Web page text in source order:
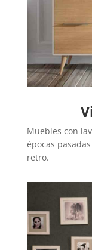
Muebles con
épocas
retro.